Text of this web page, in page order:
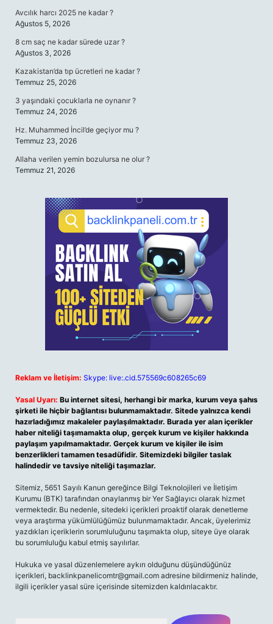
Avcılık harcı 2025 ne kadar ?
Ağustos 5, 2026
8 cm saç ne kadar sürede uzar ?
Ağustos 3, 2026
Kazakistan’da tıp ücretleri ne kadar ?
Temmuz 25, 2026
3 yaşındaki çocuklarla ne oynanır ?
Temmuz 24, 2026
Hz. Muhammed İncil’de geçiyor mu ?
Temmuz 23, 2026
Allaha verilen yemin bozulursa ne olur ?
Temmuz 21, 2026
Reklam ve İletişim: Skype: live:.cid.575569c608265c69
Yasal Uyarı: Bu internet sitesi, herhangi bir marka, kurum veya şahıs
şirketi ile hiçbir bağlantısı bulunmamaktadır. Sitede yalnızca kendi
hazırladığımız makaleler paylaşılmaktadır. Burada yer alan içerikler
haber niteliği taşımamakta olup, gerçek kurum ve kişiler hakkında
paylaşım yapılmamaktadır. Gerçek kurum ve kişiler ile isim
benzerlikleri tamamen tesadüfidir. Sitemizdeki bilgiler taslak
halindedir ve tavsiye niteliği taşımazlar.
Sitemiz, 5651 Sayılı Kanun gereğince Bilgi Teknolojileri ve İletişim
Kurumu (BTK) tarafından onaylanmış bir Yer Sağlayıcı olarak hizmet
vermektedir. Bu nedenle, sitedeki içerikleri proaktif olarak denetleme
veya araştırma yükümlülüğümüz bulunmamaktadır. Ancak, üyelerimiz
yazdıkları içeriklerin sorumluluğunu taşımakta olup, siteye üye olarak
bu sorumluluğu kabul etmiş sayılırlar.
Hukuka ve yasal düzenlemelere aykırı olduğunu düşündüğünüz
içerikleri, backlinkpanelicomtr@gmail.com adresine bildirmeniz halinde,
ilgili içerikler yasal süre içerisinde sitemizden kaldırılacaktır.